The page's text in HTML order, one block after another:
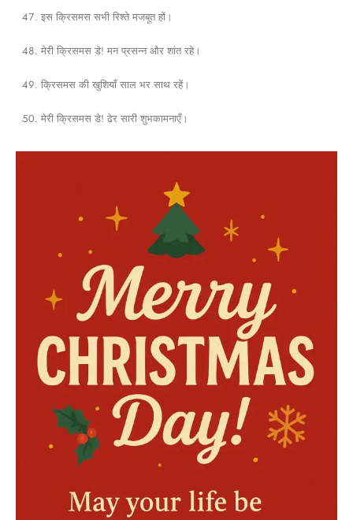
इस क्रिसमस सभी रिश्ते मजबूत हों।
मेरी क्रिसमस डे! मन प्रसन्न और शांत रहे।
क्रिसमस की खुशियाँ साल भर साथ रहें।
मेरी क्रिसमस डे! ढेर सारी शुभकामनाएँ।